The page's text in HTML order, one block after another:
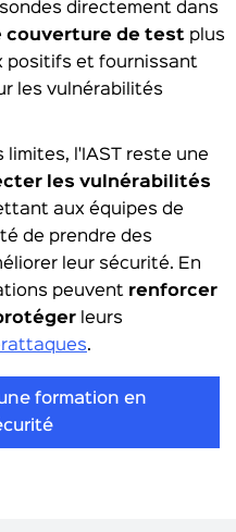
directement dans
couverture de test plus
positifs et fournissant
les vulnérabilités
limites, l'IAST reste une
les vulnérabilités
aux équipes de
de prendre des
leur sécurité. En
peuvent renforcer
leurs
.
formation en